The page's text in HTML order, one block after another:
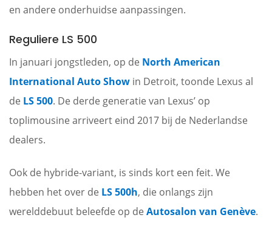
en andere onderhuidse aanpassingen.
Reguliere LS 500
In januari jongstleden, op de North American
International Auto Show in Detroit, toonde Lexus al
de LS 500. De derde generatie van Lexus’ op
toplimousine arriveert eind 2017 bij de Nederlandse
dealers.
Ook de hybride-variant, is sinds kort een feit. We
hebben het over de LS 500h, die onlangs zijn
werelddebuut beleefde op de Autosalon van Genève.